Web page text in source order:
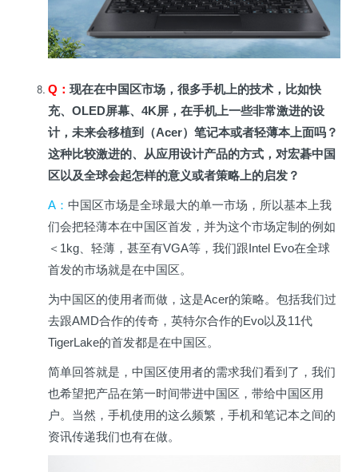
Q ： 现在在中国区市场，很多手机上的技术，比如快
充、OLED屏幕、4K屏，在手机上一些非常激进的设
计，未来会移植到（Acer）笔记本或者轻薄本上面吗？
这种比较激进的、从应用设计产品的方式，对宏碁中国
区以及全球会起怎样的意义或者策略上的启发？
A ： 中国区市场是全球最大的单一市场，所以基本上我
们会把轻薄本在中国区首发，并为这个市场定制的例如
＜1kg、轻薄，甚至有VGA等，我们跟Intel Evo在全球
首发的市场就是在中国区。
为中国区的使用者而做，这是Acer的策略。包括我们过
去跟AMD合作的传奇，英特尔合作的Evo以及11代
TigerLake的首发都是在中国区。
简单回答就是，中国区使用者的需求我们看到了，我们
也希望把产品在第一时间带进中国区，带给中国区用
户。当然，手机使用的这么频繁，手机和笔记本之间的
资讯传递我们也有在做。